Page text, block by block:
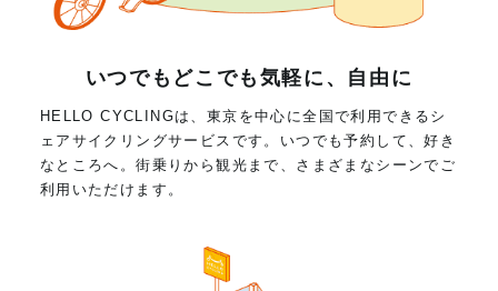
いつでもどこでも気軽に、自由に
HELLO CYCLINGは、東京を中心に全国で利用できるシ
ェアサイクリングサービスです。いつでも予約して、好き
なところへ。街乗りから観光まで、さまざまなシーンでご
利用いただけます。